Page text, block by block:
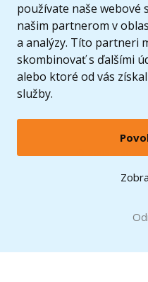
používate naše webové
našim partnerom v
a analýzy. Títo partneri
skombinovať s ďalšími
alebo ktoré od vás
služby.
© 2005 -
LEGO, logo LEGO a minifigúrka sú
2024
Zobraziť
Doprava zadarmo